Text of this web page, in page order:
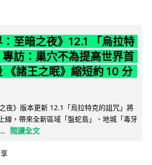
：至暗之夜》12.1 「烏拉特
訪：巢穴不為提高世界首
《諸王之眠》縮短約 10 分
夜》版本更新 12.1「烏拉特克的詛咒」將
線，帶來全新區域「盤蛇島」、地城「毒牙
閱讀全文